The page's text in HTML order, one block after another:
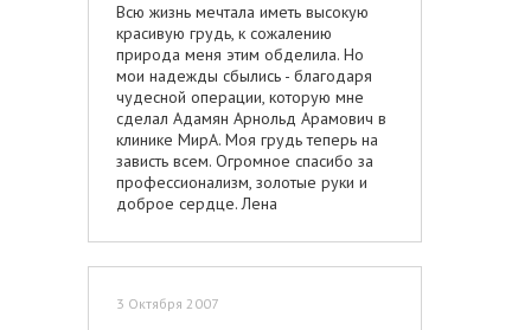
Всю жизнь мечтала иметь высокую
красивую грудь, к сожалению
природа меня этим обделила. Но
мои надежды сбылись - благодаря
чудесной операции, которую мне
сделал Адамян Арнольд Арамович в
клинике МирА. Моя грудь теперь на
зависть всем. Огромное спасибо за
профессионализм, золотые руки и
доброе сердце. Лена
3 Октября 2007